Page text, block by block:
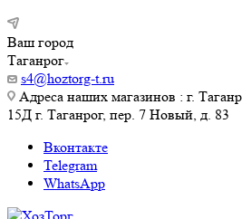
Ваш город
Таганрог
s4@hoztorg-t.ru
Адреса наших магазинов : г.
15Д г. Таганрог, пер. 7 Новый, д. 83
Вконтакте
Telegram
WhatsApp